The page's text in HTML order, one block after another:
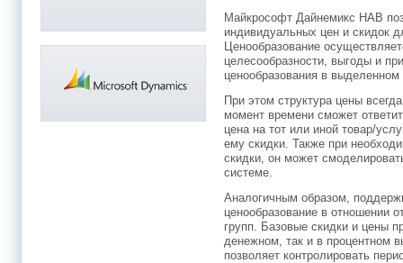
Майкрософт Дайнемикс НАВ
индивидуальных цен и скидок
Ценообразование
целесообразности, выгоды и
ценообразования в выделенном
При этом структура цены
момент времени сможет
цена на тот или иной товар/
ему скидки. Также при
скидки, он может
системе.
Аналогичным образом,
ценообразование в отношении
групп. Базовые скидки и цены
денежном, так и в процентном
позволяет контролировать